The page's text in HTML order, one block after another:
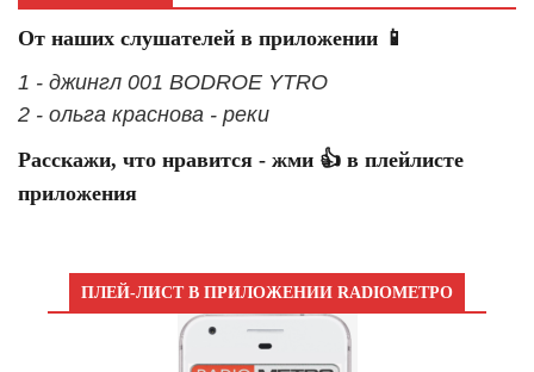
От наших слушателей в приложении 📱
1 - джингл 001 BODROE YTRO
2 - ольга краснова - реки
Расскажи, что нравится - жми 👍 в плейлисте
приложения
ПЛЕЙ-ЛИСТ В ПРИЛОЖЕНИИ RADIOМЕТРО